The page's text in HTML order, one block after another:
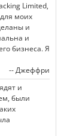
Limited,
моих
и
и
бизнеса. Я
-- Джеффри
и
были